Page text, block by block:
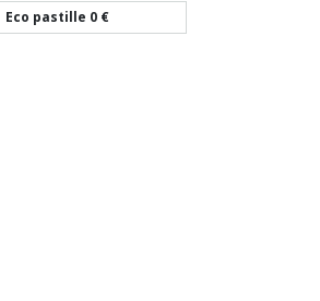
Eco pastille 0 €